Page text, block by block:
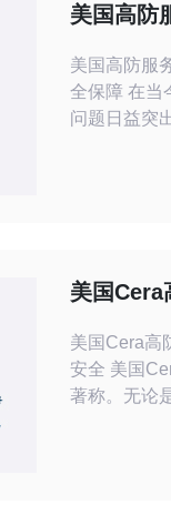
美国高防
美国高防服
全保障 在当今数字化时代，网络安全
问题日益突
包括： 强大的防御能力：高防服务器
配备先进的
美国Cera
美国Cera高
安全 美国Cera高防服务器以其稳定性
著称。无论